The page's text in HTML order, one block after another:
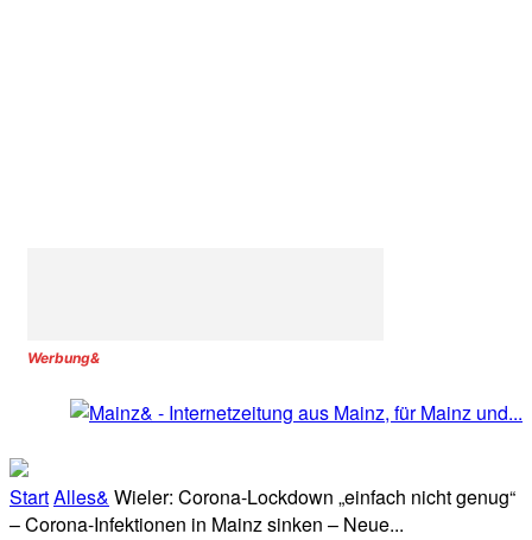
Werbung&
StartAlles& Wieler: Corona-Lockdown „einfach nicht genug“
– Corona-Infektionen in Mainz sinken – Neue...